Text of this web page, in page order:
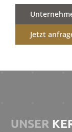
Jetzt
UNSER